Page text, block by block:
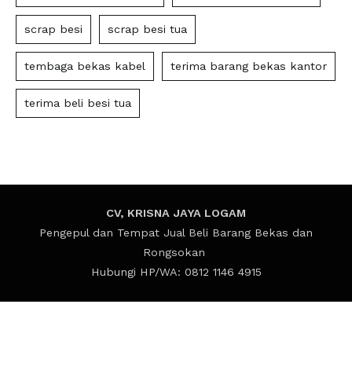
scrap besi scrap besi tua
tembaga bekas kabel terima barang bekas kantor
terima beli besi tua
CV, KRISNA JAYA LOGAM
Pengepul dan Tempat Jual Beli Barang Bekas dan
Rongsokan
Hubungi HP/WA: 0812 1146 4915